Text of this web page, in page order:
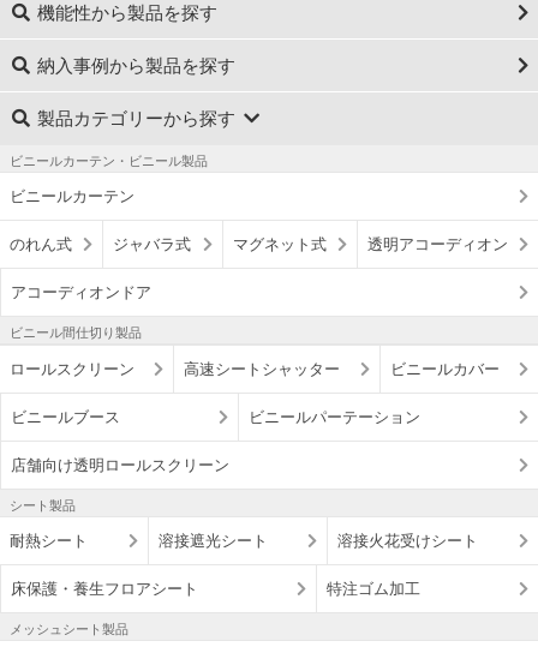
機能性から製品を探す
納入事例から製品を探す
製品カテゴリーから探す
ビニールカーテン・ビニール製品
ビニールカーテン
のれん式 ジャバラ式 マグネット式 透明アコーディオン
アコーディオンドア
ビニール間仕切り製品
ロールスクリーン 高速シートシャッター ビニールカバー
ビニールブース ビニールパーテーション
店舗向け透明ロールスクリーン
シート製品
耐熱シート 溶接遮光シート 溶接火花受けシート
床保護・養生フロアシート 特注ゴム加工
メッシュシート製品